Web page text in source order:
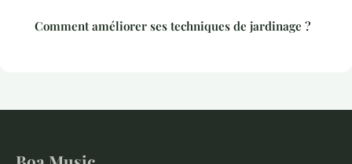
Comment améliorer ses techniques de jardinage ?